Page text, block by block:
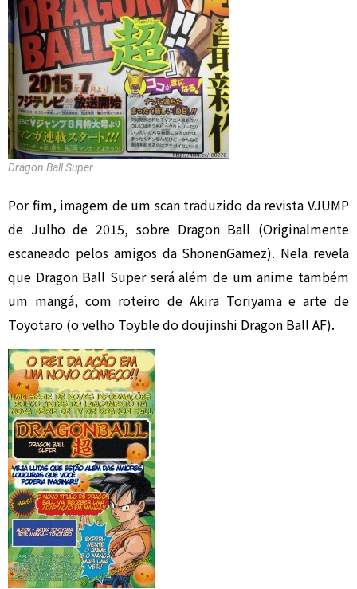
Dragon Ball Super
Por fim, imagem de um scan traduzido da revista VJUMP
de Julho de 2015, sobre Dragon Ball (Originalmente
escaneado pelos amigos da ShonenGamez). Nela revela
que Dragon Ball Super será além de um anime também
um mangá, com roteiro de Akira Toriyama e arte de
Toyotaro (o velho Toyble do doujinshi Dragon Ball AF).